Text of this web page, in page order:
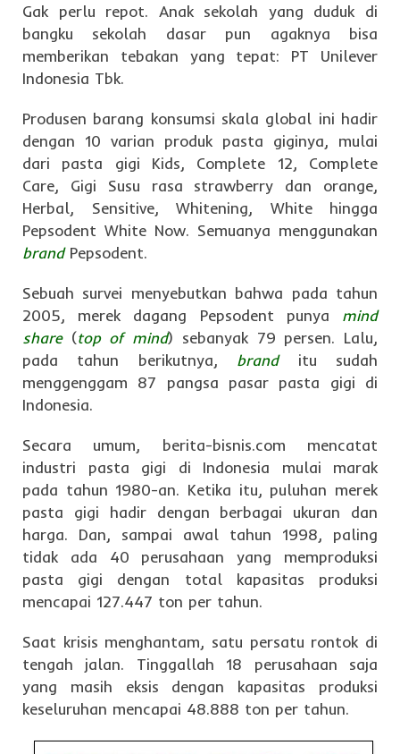
Gak perlu repot. Anak sekolah yang duduk di
bangku sekolah dasar pun agaknya bisa
memberikan tebakan yang tepat: PT Unilever
Indonesia Tbk.
Produsen barang konsumsi skala global ini hadir
dengan 10 varian produk pasta giginya, mulai
dari pasta gigi Kids, Complete 12, Complete
Care, Gigi Susu rasa strawberry dan orange,
Herbal, Sensitive, Whitening, White hingga
Pepsodent White Now. Semuanya menggunakan
brandPepsodent.
Sebuah survei menyebutkan bahwa pada tahun
2005, merek dagang Pepsodent punya mind
share(top of mind) sebanyak 79 persen. Lalu,
pada tahun berikutnya, brand itu sudah
menggenggam 87 pangsa pasar pasta gigi di
Indonesia.
Secara umum, berita-bisnis.com mencatat
industri pasta gigi di Indonesia mulai marak
pada tahun 1980-an. Ketika itu, puluhan merek
pasta gigi hadir dengan berbagai ukuran dan
harga. Dan, sampai awal tahun 1998, paling
tidak ada 40 perusahaan yang memproduksi
pasta gigi dengan total kapasitas produksi
mencapai 127.447 ton per tahun.
Saat krisis menghantam, satu persatu rontok di
tengah jalan. Tinggallah 18 perusahaan saja
yang masih eksis dengan kapasitas produksi
keseluruhan mencapai 48.888 ton per tahun.